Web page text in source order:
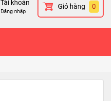
Tài khoản
Đăng nhập
Giỏ hàng 0